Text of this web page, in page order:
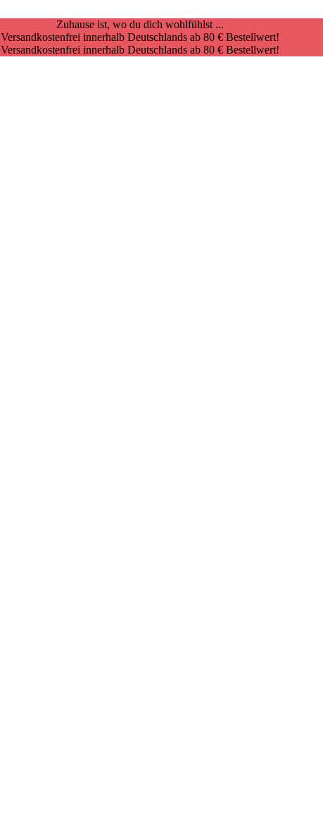
Zuhause ist, wo du dich wohlfühlst ...
Versandkostenfrei innerhalb Deutschlands ab 80 € Bestellwert!
Versandkostenfrei innerhalb Deutschlands ab 80 € Bestellwert!